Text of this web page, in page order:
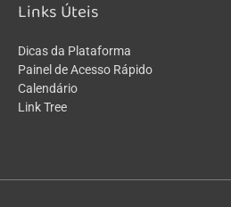
Links Úteis
Dicas da Plataforma
Painel de Acesso Rápido
Calendário
Link Tree